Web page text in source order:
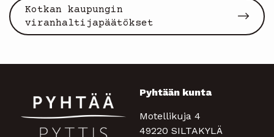
Kotkan kaupungin
viranhaltijapäätökset
Pyhtään kunta
Motellikuja 4
49220 SILTAKYLÄ